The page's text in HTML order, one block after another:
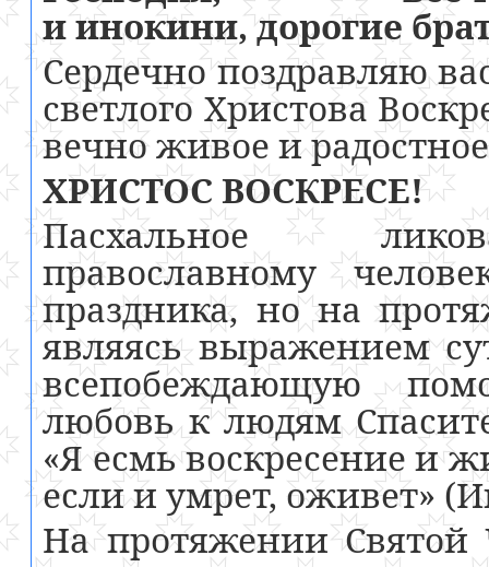
и инокини, дорогие
Сердечно поздравляю
светлого Христова
вечно живое и
ХРИСТОС ВОСКРЕСЕ!
Пасхальное
православному
праздника, но на
являясь выражением
всепобеждающую
любовь к людям
«Я есмь воскресение и
если и умрет, оживет» (
На протяжении